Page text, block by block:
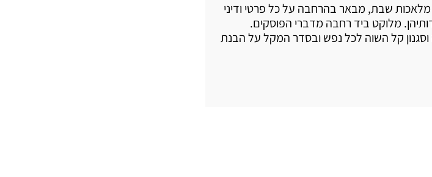
שבת, מבאר בהרחבה על כל פרטי ודיני
מלוקט ביד רחבה מדברי הפוסקים.
וסגנון קל השוה לכל נפש ובסדר המקל על הבנת